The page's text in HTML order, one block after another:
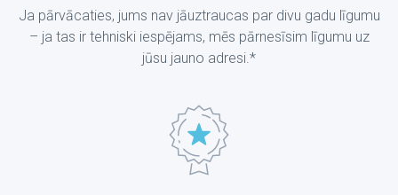
Ja pārvācaties, jums nav jāuztraucas par divu gadu līgumu
– ja tas ir tehniski iespējams, mēs pārnesīsim līgumu uz
jūsu jauno adresi.*